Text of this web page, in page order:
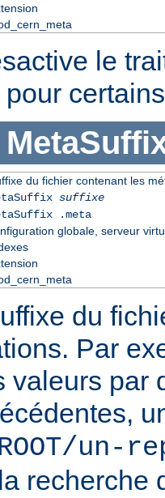
le
du fichier contenant les
suffixe
.meta
globale, serveur
du
Par
valeurs par
recherche